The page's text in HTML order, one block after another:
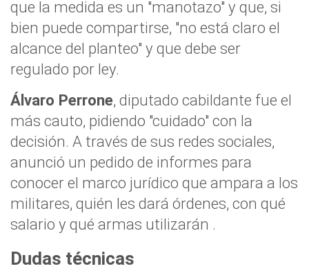
que la medida es un "manotazo" y que, si
bien puede compartirse, "no está claro el
alcance del planteo" y que debe ser
regulado por ley.
Álvaro Perrone, diputado cabildante fue el
más cauto, pidiendo "cuidado" con la
decisión. A través de sus redes sociales,
anunció un pedido de informes para
conocer el marco jurídico que ampara a los
militares, quién les dará órdenes, con qué
salario y qué armas utilizarán .
Dudas técnicas